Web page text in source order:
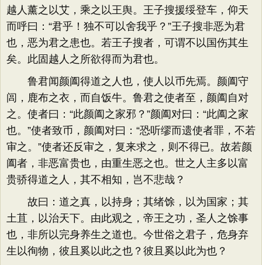
越人薰之以艾，乘之以王舆。王子搜援绥登车，仰天
而呼曰：“君乎！独不可以舍我乎？”王子搜非恶为君
也，恶为君之患也。若王子搜者，可谓不以国伤其生
矣。此固越人之所欲得而为君也。
鲁君闻颜阖得道之人也，使人以币先焉。颜阖守
闾，鹿布之衣，而自饭牛。鲁君之使者至，颜阖自对
之。使者曰：“此颜阖之家邪？”颜阖对曰：“此阖之家
也。”使者致币，颜阖对曰：“恐听缪而遗使者罪，不若
审之。”使者还反审之，复来求之，则不得已。故若颜
阖者，非恶富贵也，由重生恶之也。世之人主多以富
贵骄得道之人，其不相知，岂不悲哉？
故曰：道之真，以持身；其绪馀，以为国家；其
土苴，以治天下。由此观之，帝王之功，圣人之馀事
也，非所以完身养生之道也。今世俗之君子，危身弃
生以徇物，彼且奚以此之也？彼且奚以此为也？